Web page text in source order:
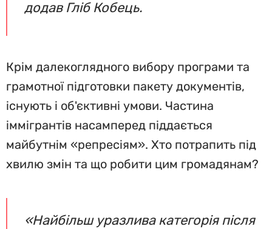
додав Гліб Кобець.
Крім далекоглядного вибору програми та
грамотної підготовки пакету документів,
існують і об'єктивні умови. Частина
іммігрантів насамперед піддається
майбутнім «репресіям». Хто потрапить під
хвилю змін та що робити цим громадянам?
«Найбільш уразлива категорія після